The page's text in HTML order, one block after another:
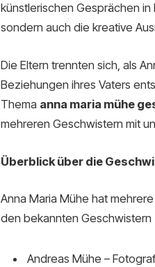
künstlerischen Gesprächen
sondern auch die kreative
Die Eltern trennten sich, als
Beziehungen ihres Vaters
Thema anna maria mühe
mehreren Geschwistern mit
Überblick über die
Anna Maria Mühe hat
den bekannten Geschwistern
Andreas Mühe – Fotograf